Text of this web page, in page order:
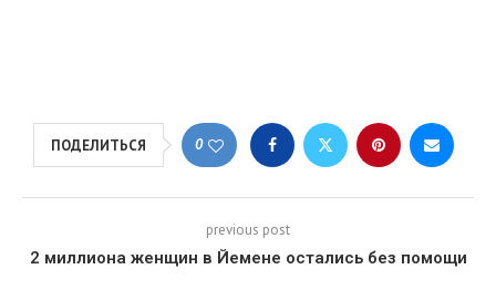
ПОДЕЛИТЬСЯ 0
previous post
2 миллиона женщин в Йемене остались без помощи